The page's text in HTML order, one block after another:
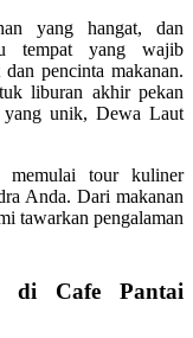
yang hangat, dan
tempat yang wajib
pencinta makanan.
liburan akhir pekan
yang unik, Dewa Laut
tour kuliner
Anda. Dari makanan
tawarkan pengalaman
di Cafe Pantai